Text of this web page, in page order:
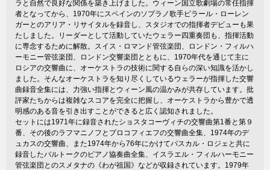
ラと自然で良好な関係を築き上げました。ウィーン国立歌劇場の常任指揮
者となってから、1970年にスペインのソプラノ歌手ピラール・ローレン
ガーとのアリア・リサイタルを録音し、スタジオでの指揮者デビューも果
たしました。リーダーとして活動していたウェラー四重奏団も、指揮活動
に専念するために解散。スイス・ロマンド管弦楽団、ロンドン・フィルハ
ーモニー管弦楽団、ロンドン交響楽団とともに、1970年代を通じて主に
ロシアの交響曲に、オーケストラの技術に関する自らの深い知識を活かし
ました。そんなオーケストラを知り尽くしているウェラーが指揮した交響
曲録音全集には、力強い指揮とウィーン風の温かみが共存しています。批
評家たちからは複雑なスコアを完全に把握し、オーケストラから豊かで透
明感のある音を引き出すことができると広く認知されました。
セットには1971年に録音されたショスタコーヴィチの交響曲第1番と第９
番、その後のラフマニノフとプロコフィエフの交響曲全集、1974年のデ
ュカスの交響曲、また1974年から76年にかけてパスカル・ロジェと共に
録音したバルトークのピアノ協奏曲全集、イスラエル・フィルハーモニー
管弦楽団とのスメタナの《わが祖国》などが収録されています。1979年